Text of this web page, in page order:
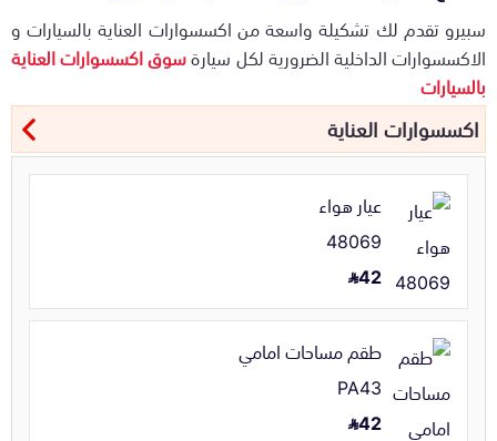
سبيرو تقدم لك تشكيلة واسعة من اكسسوارات العناية بالسيارات و
الاكسسوارات الداخلية الضرورية لكل سيارةسوق اكسسوارات العناية
بالسيارات
اكسسوارات العناية
عيار هواء
48069
42
طقم مساحات امامي
PA43
42